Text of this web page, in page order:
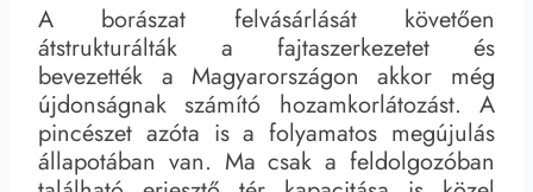
A borászat felvásárlását követően
átstrukturálták a fajtaszerkezetet és
bevezették a Magyarországon akkor még
újdonságnak számító hozamkorlátozást. A
pincészet azóta is a folyamatos megújulás
állapotában van. Ma csak a feldolgozóban